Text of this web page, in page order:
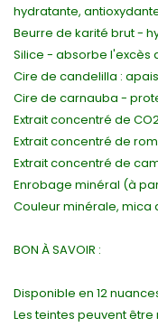
hydratante,
Beurre de karité brut -
Silice - absorbe l'excès
Cire de candelilla :
Cire de carnauba -
Extrait concentré de
Extrait concentré de
Extrait concentré de
Enrobage minéral (à
Couleur minérale, mica
BON À SAVOIR :
Disponible en 12
Les teintes peuvent